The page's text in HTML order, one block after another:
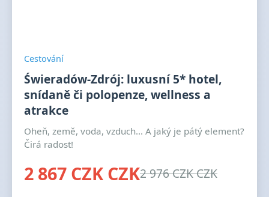
Cestování
Świeradów-Zdrój: luxusní 5* hotel,
snídaně či polopenze, wellness a
atrakce
Oheň, země, voda, vzduch... A jaký je pátý element?
Čirá radost!
2 867 CZK CZK2 976 CZK CZK